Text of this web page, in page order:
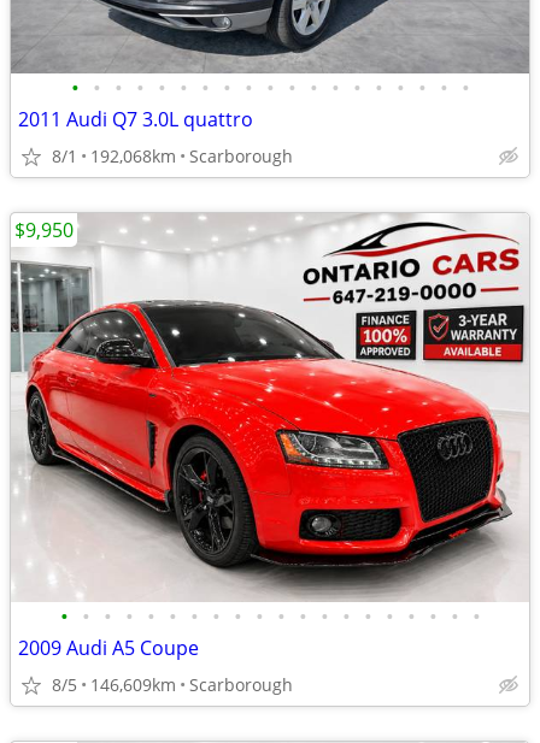
• • • • • • • • • • • • • • • • • • •
2011 Audi Q7 3.0L quattro
8/1 192,068km Scarborough
• • • • • • • • • • • • • • • • • • • •
2009 Audi A5 Coupe
8/5 146,609km Scarborough
$9,950